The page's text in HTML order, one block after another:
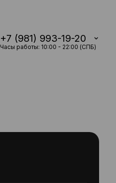
+7 (981) 993-19-20
Часы работы: 10:00 - 22:00 (СПБ)